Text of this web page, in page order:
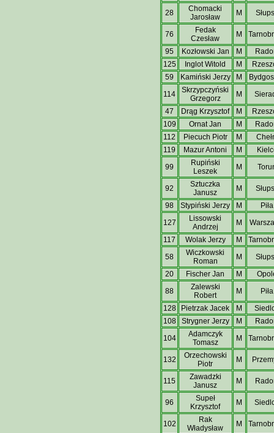
28
Chomacki
Jarosław
M
76
Fedak
Czesław
M
95
Kozłowski Jan M
125
Inglot Witold M
59
Kamiński Jerzy M
114
Skrzypczyński
Grzegorz
M
47
Drąg Krzysztof M
109
Ornat Jan M
112
Piecuch Piotr M
119
Mazur Antoni M
99
Rupiński
Leszek
M
92
Sztuczka
Janusz
M
98
Stypiński Jerzy M
Piła
127
Lissowski
Andrzej
M
117
Wolak Jerzy M
58
Wiczkowski
Roman
M
20
Fischer Jan M
88
Zalewski
Robert
M
Piła
128
Pietrzak Jacek M
108
Strygner Jerzy M
104
Adamczyk
Tomasz
M
132
Orzechowski
Piotr
M
115
Zawadzki
Janusz
M
96
Supeł
Krzysztof
M
102
Rak
Władysław
M